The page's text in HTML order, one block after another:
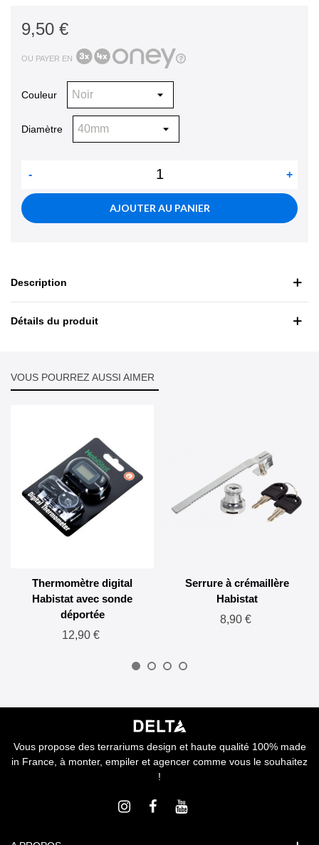
9,50 €
OU PAYER EN
Couleur
Diamètre
- +
AJOUTER AU PANIER
Description
Détails du produit
VOUS POURREZ AUSSI AIMER
Thermomètre digital
Habistat avec sonde
déportée
12,90 €
Serrure à crémaillère
Habistat
8,90 €
Vous propose des terrariums design et haute qualité 100% made
in France, à monter, empiler et agencer comme vous le souhaitez
!